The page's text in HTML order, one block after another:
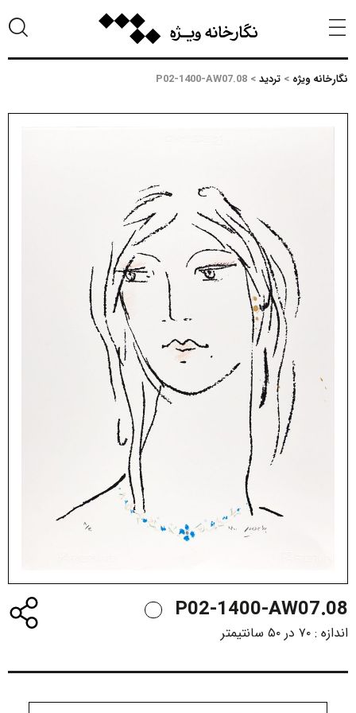
نگارخانه ویژه > تردید >
P02-1400-AW07.08
P02-1400-AW07.08
اندازه : ۷۰ در ۵۰ سانتیمتر